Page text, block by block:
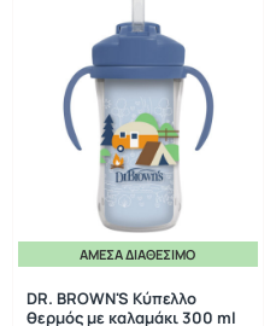
ΆΜΕΣΑ ΔΙΑΘΈΣΙΜΟ
DR. BROWN'S Κύπελλο
θερμός με καλαμάκι 300 ml